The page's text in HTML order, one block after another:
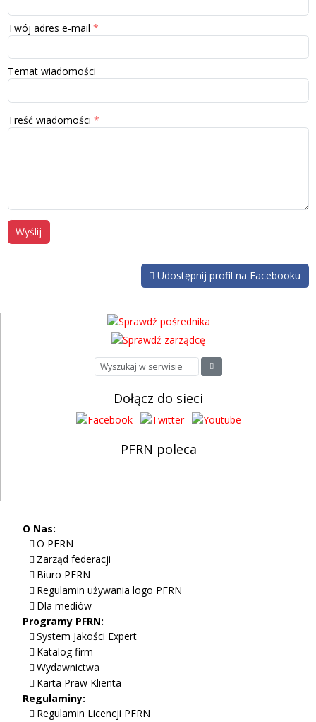
Twój adres e-mail
Temat wiadomości
Treść wiadomości
Wyślij
Udostępnij profil na Facebooku
Dołącz do sieci
PFRN poleca
O Nas:
O PFRN
Zarząd federacji
Biuro PFRN
Regulamin używania logo PFRN
Dla mediów
Programy PFRN:
System Jakości Expert
Katalog firm
Wydawnictwa
Karta Praw Klienta
Regulaminy:
Regulamin Licencji PFRN